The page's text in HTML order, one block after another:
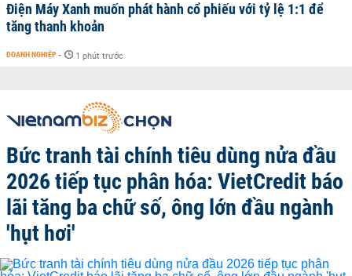
Điện Máy Xanh muốn phát hành cổ phiếu với tỷ lệ 1:1 để
tăng thanh khoản
DOANH NGHIỆP - 1 phút trước
Bức tranh tài chính tiêu dùng nửa đầu
2026 tiếp tục phân hóa: VietCredit báo
lãi tăng ba chữ số, ông lớn đầu ngành
'hụt hơi'